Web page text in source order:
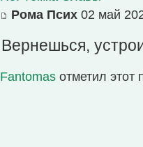
Рома Псих 02 май
Вернешься,
Fantomas отметил этот